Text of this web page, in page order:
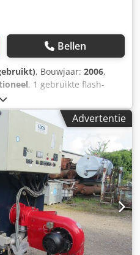
Bellen
, Bouwjaar: 2006,
, 1 gebruikte flash-
CERTUSS Type: Junior
vermogen: 436 kW
S Rs Iock Waterinhoud:
CE 0035 Bouwjaar:
gasbrander,
op de ketel,
grof- en
Advertentie